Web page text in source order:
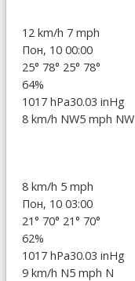
12 km/h 7 mph
Пон, 10 00:00
25° 78° 25° 78°
64%
1017 hPa30.03 inHg
8 km/h NW5 mph NW
8 km/h 5 mph
Пон, 10 03:00
21° 70° 21° 70°
62%
1017 hPa30.03 inHg
9 km/h N5 mph N